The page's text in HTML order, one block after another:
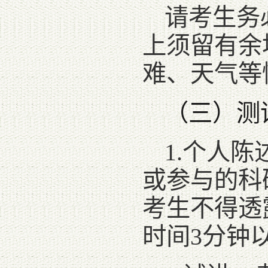
请考生务
上须留有
难、天气
（三）测
1.个人陈
或参与的
考生不得
时间3分钟